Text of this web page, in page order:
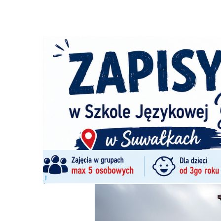
Ścieżka
nawigacyjna
Strona główna
Syreny
Z ŻYCIA MIASTA 27/05/2026 / 0 Komentarzy
Syreny alarmowe w Pułku - 28. maja